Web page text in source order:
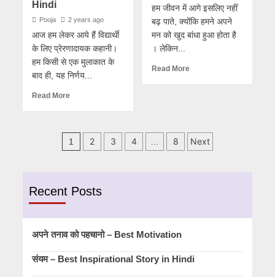
Hindi
Pooja 2 years ago
आज हम लेकर आये हैं विद्यार्थी
के लिए प्रेरणादायक कहानी।
हम किसी से एक मुलाकात के
बाद ही, यह निर्णय...
Read More
हम जीवन में आगे इसलिए नहीं
बढ़ पाते, क्योंकि हमने अपने
मन को खुद बांधा हुआ होता है
। लेकिन...
Read More
Posts
1 2 3 4 … 8 Next
Recent Posts
अपने तनाव को पहचानो – Best Motivation
संयम – Best Inspirational Story in Hindi